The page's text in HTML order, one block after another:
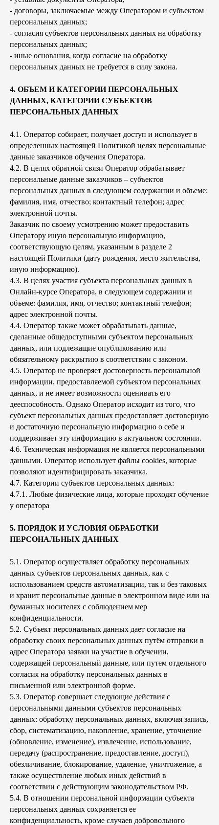
- договоры, заключаемые между Оператором и субъектом
персональных данных;
- согласия субъектов персональных данных на обработку
персональных данных;
- иные основания, когда согласие на обработку
персональных данных не требуется в силу закона.
4. ОБЪЕМ И КАТЕГОРИИ ПЕРСОНАЛЬНЫХ
ДАННЫХ, КАТЕГОРИИ СУБЪЕКТОВ
ПЕРСОНАЛЬНЫХ ДАННЫХ
4.1. Оператор собирает, получает доступ и использует в
определенных настоящей Политикой целях персональные
данные заказчиков обучения Оператора.
4.2. В целях обратной связи Оператор обрабатывает
персональные данные заказчиков – субъектов
персональных данных в следующем содержании и объеме:
фамилия, имя, отчество; контактный телефон; адрес
электронной почты.
Заказчик по своему усмотрению может предоставить
Оператору иную персональную информацию,
соответствующую целям, указанным в разделе 2
настоящей Политики (дату рождения, место жительства,
иную информацию).
4.3. В целях участия субъекта персональных данных в
Онлайн-курсе Оператора, в следующем содержании и
объеме: фамилия, имя, отчество; контактный телефон;
адрес электронной почты.
4.4. Оператор также может обрабатывать данные,
сделанные общедоступными субъектом персональных
данных, или подлежащие опубликованию или
обязательному раскрытию в соответствии с законом.
4.5. Оператор не проверяет достоверность персональной
информации, предоставляемой субъектом персональных
данных, и не имеет возможности оценивать его
дееспособность. Однако Оператор исходит из того, что
субъект персональных данных предоставляет достоверную
и достаточную персональную информацию о себе и
поддерживает эту информацию в актуальном состоянии.
4.6. Техническая информация не является персональными
данными. Оператор использует файлы cookies, которые
позволяют идентифицировать заказчика.
4.7. Категории субъектов персональных данных:
4.7.1. Любые физические лица, которые проходят обучение
у оператора
5. ПОРЯДОК И УСЛОВИЯ ОБРАБОТКИ
ПЕРСОНАЛЬНЫХ ДАННЫХ
5.1. Оператор осуществляет обработку персональных
данных субъектов персональных данных, как с
использованием средств автоматизации, так и без таковых
и хранит персональные данные в электронном виде или на
бумажных носителях с соблюдением мер
конфиденциальности.
5.2. Субъект персональных данных дает согласие на
обработку своих персональных данных путём отправки в
адрес Оператора заявки на участие в обучении,
содержащей персональный данные, или путем отдельного
согласия на обработку персональных данных в
письменной или электронной форме.
5.3. Оператор совершает следующие действия с
персональными данными субъектов персональных
данных: обработку персональных данных, включая запись,
сбор, систематизацию, накопление, хранение, уточнение
(обновление, изменение), извлечение, использование,
передачу (распространение, предоставление, доступ),
обезличивание, блокирование, удаление, уничтожение, а
также осуществление любых иных действий в
соответствии с действующим законодательством РФ.
5.4. В отношении персональной информации субъекта
персональных данных сохраняется ее
конфиденциальность, кроме случаев добровольного